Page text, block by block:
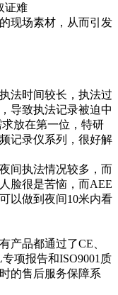
证难
现场素材，从而引发
执法时间较长，执法过
导致执法记录被迫中
求放在第一位 ，特研
记录仪系列
，很好解
夜间执法情况较多，而
脸很是苦恼，而AEE
以做到夜间10米内看
产品都通过了CE、
项报告和ISO9001质
的售后服务保障系